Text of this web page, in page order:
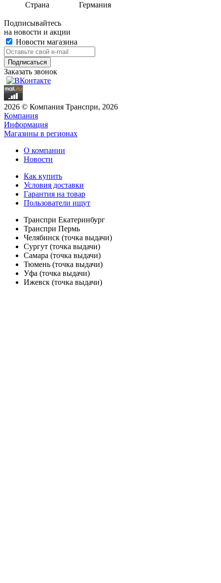
Страна
Германия
Подписывайтесь
на новости и акции
Новости магазина
Заказать звонок
2026 © Компания Транспри, 2026
Компания
Информация
Магазины в регионах
О компании
Новости
Как купить
Условия доставки
Гарантия на товар
Пользователи ищут
Транспри Екатеринбург
Транспри Пермь
Челябинск (точка выдачи)
Сургут (точка выдачи)
Самара (точка выдачи)
Тюмень (точка выдачи)
Уфа (точка выдачи)
Ижевск (точка выдачи)